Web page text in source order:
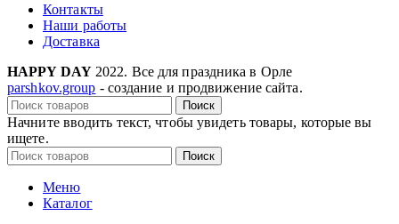
Контакты
Наши работы
Доставка
HAPPY DAY 2022. Все для праздника в Орле
parshkov.group - создание и продвижение сайта.
Поиск
Начните вводить текст, чтобы увидеть товары, которые вы
ищете.
Поиск
Меню
Каталог